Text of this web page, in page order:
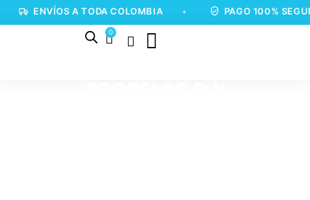
ENVÍOS A TODA COLOMBIA PAGO 100%
0